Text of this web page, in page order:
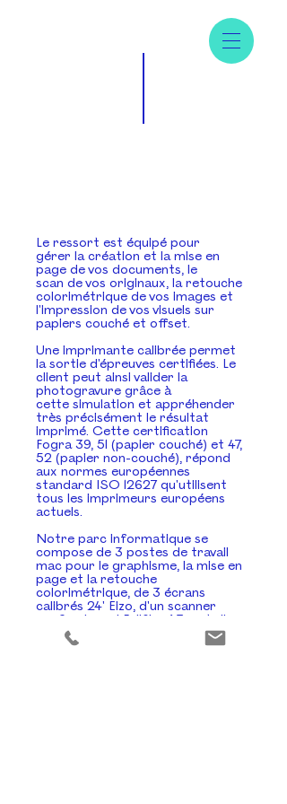
Le ressort est équipé pour
gérer la création et la mise en
page de vos documents, le
scan de vos originaux, la retouche
colorimétrique de vos images et
l'impression de vos visuels sur
papiers couché et offset.
Une imprimante calibrée permet
la sortie d'épreuves certifiées. Le
client peut ainsi valider la
photogravure grâce à
cette simulation et appréhender
très précisément le résultat
imprimé. Cette certification
Fogra 39, 51 (papier couché) et 47,
52 (papier non-couché), répond
aux normes européennes
standard ISO 12627 qu'utilisent
tous les imprimeurs européens
actuels.
Notre parc informatique se
compose de 3 postes de travail
mac pour le graphisme, la mise en
page et la retouche
colorimétrique, de 3 écrans
calibrés 24' Eizo, d'un scanner
professionnel Fujifilm A3 + et d'un
poste RIP pilotant une Epson
SureColor-P5000.